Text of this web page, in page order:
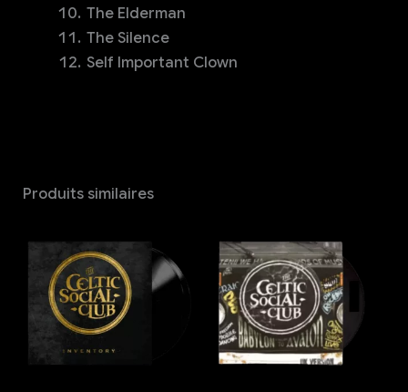
The Elderman
The Silence
Self Important Clown
Produits similaires